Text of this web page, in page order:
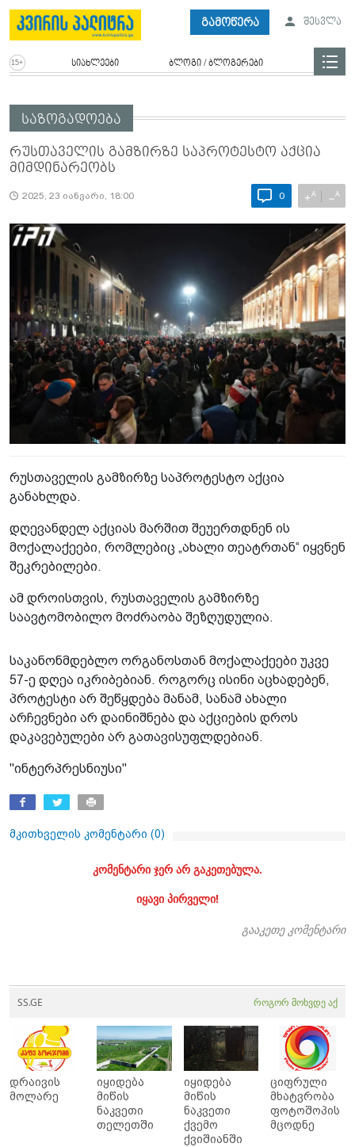
გამოწერა შესვლა
სიახლეები ბლოგი / ბლოგერები
საზოგადოება
რუსთაველის გამზირზე საპროტესტო აქცია
მიმდინარეობს
2025, 23 იანვარი, 18:00 0 +A −A
რუსთაველის გამზირზე საპროტესტო აქცია
განახლდა.
დღევანდელ აქციას მარშით შეუერთდნენ ის
მოქალაქეები, რომლებიც „ახალი თეატრთან“ იყვნენ
შეკრებილები.
ამ დროისთვის, რუსთაველის გამზირზე
საავტომობილო მოძრაობა შეზღუდულია.
საკანონმდებლო ორგანოსთან მოქალაქეები უკვე
57-ე დღეა იკრიბებიან. როგორც ისინი აცხადებენ,
პროტესტი არ შეწყდება მანამ, სანამ ახალი
არჩევნები არ დაინიშნება და აქციების დროს
დაკავებულები არ გათავისუფლდებიან.
"ინტერპრესნიუსი"
მკითხველის კომენტარი (0)
კომენტარი ჯერ არ გაკეთებულა.
იყავი პირველი!
გააკეთე კომენტარი
SS.GE როგორ მოხვდე აქ
დრაივის
მოლარე
იყიდება
მიწის
ნაკვეთი
თელეთში
იყიდება
მიწის
ნაკვეთი
ქვემო
ქვიშიანში
ციფრული
მხატვრობა
ფოტოშოპის
მცოდნე